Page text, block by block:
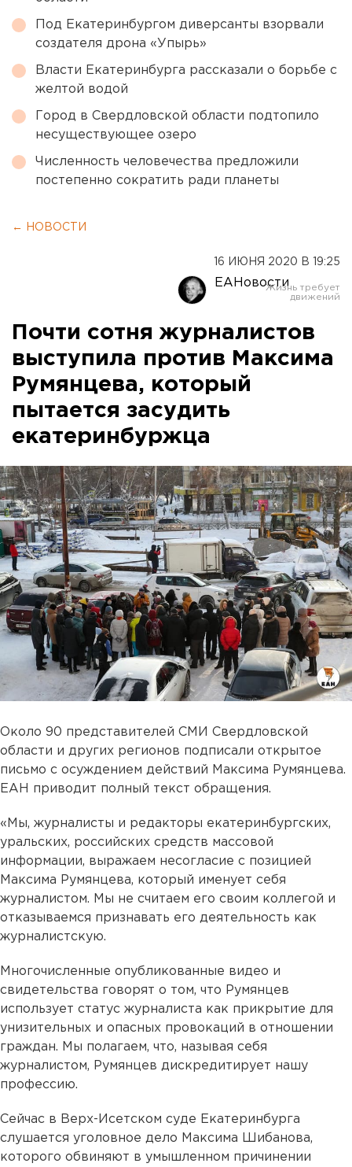
Под Екатеринбургом диверсанты взорвали
создателя дрона «Упырь»
Власти Екатеринбурга рассказали о борьбе с
желтой водой
Город в Свердловской области подтопило
несуществующее озеро
Численность человечества предложили
постепенно сократить ради планеты
← НОВОСТИ
16 ИЮНЯ 2020 В 19:25
ЕАНовости
Почти сотня журналистов
выступила против Максима
Румянцева, который
пытается засудить
екатеринбуржца
Около 90 представителей СМИ Свердловской
области и других регионов подписали открытое
письмо с осуждением действий Максима Румянцева.
ЕАН приводит полный текст обращения.
«Мы, журналисты и редакторы екатеринбургских,
уральских, российских средств массовой
информации, выражаем несогласие с позицией
Максима Румянцева, который именует себя
журналистом. Мы не считаем его своим коллегой и
отказываемся признавать его деятельность как
журналистскую.
Многочисленные опубликованные видео и
свидетельства говорят о том, что Румянцев
использует статус журналиста как прикрытие для
унизительных и опасных провокаций в отношении
граждан. Мы полагаем, что, называя себя
журналистом, Румянцев дискредитирует нашу
профессию.
Сейчас в Верх-Исетском суде Екатеринбурга
слушается уголовное дело Максима Шибанова,
которого обвиняют в умышленном причинении